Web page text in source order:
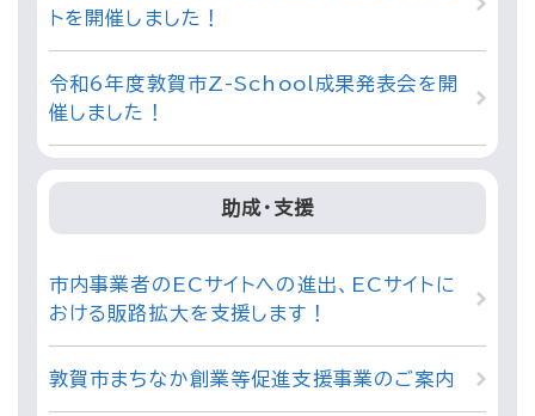
トを開催しました！
令和6年度敦賀市Z-School成果発表会を開
催しました！
助成・支援
市内事業者のECサイトへの進出、ECサイトに
おける販路拡大を支援します！
敦賀市まちなか創業等促進支援事業のご案内